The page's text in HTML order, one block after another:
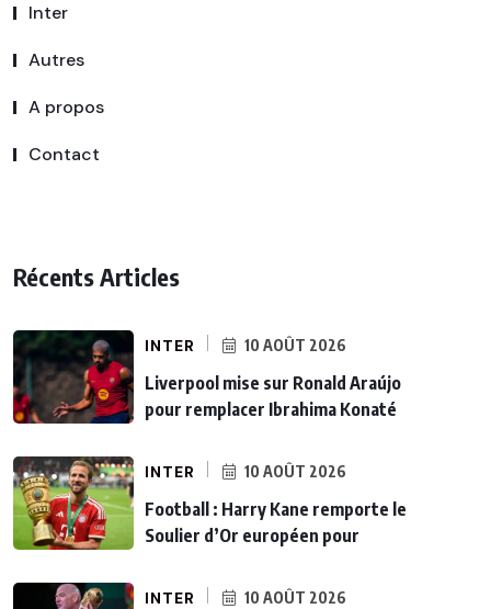
Inter
Autres
A propos
Contact
Récents Articles
INTER 10 AOÛT 2026
Liverpool mise sur Ronald Araújo
pour remplacer Ibrahima Konaté
INTER 10 AOÛT 2026
Football : Harry Kane remporte le
Soulier d’Or européen pour
INTER 10 AOÛT 2026